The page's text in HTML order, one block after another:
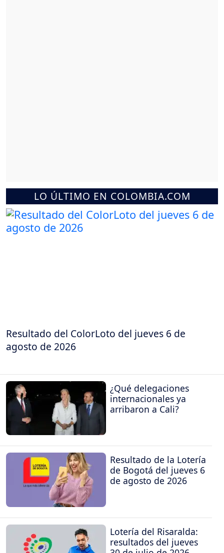
LO ÚLTIMO EN COLOMBIA.COM
Resultado del ColorLoto del jueves 6 de
agosto de 2026
¿Qué delegaciones
internacionales ya
arribaron a Cali?
Resultado de la Lotería
de Bogotá del jueves 6
de agosto de 2026
Lotería del Risaralda:
resultados del jueves